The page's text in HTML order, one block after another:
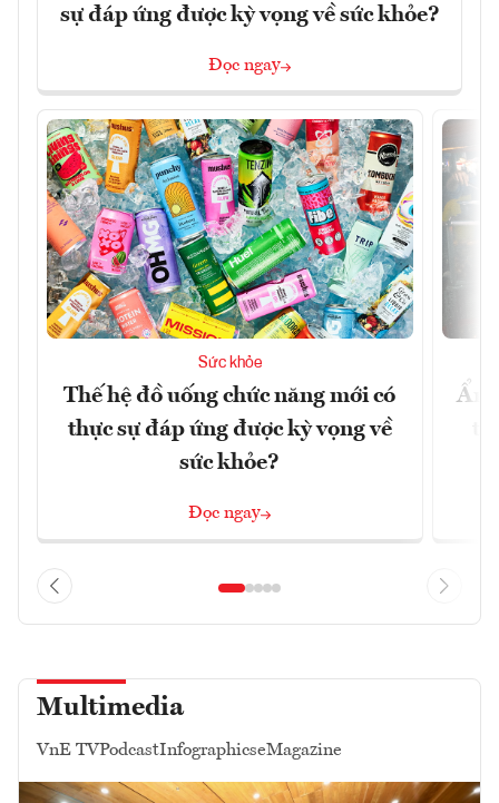
sự đáp ứng được kỳ vọng về sức khỏe?
Đọc ngay
Sức khỏe
Thế hệ đồ uống chức năng mới có
thực sự đáp ứng được kỳ vọng về
sức khỏe?
Đọc ngay
Ẩm
Multimedia
VnE TVPodcastInfographicseMagazine